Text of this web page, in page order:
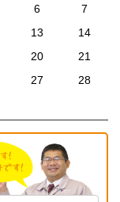
6
7
13
14
20
21
27
28